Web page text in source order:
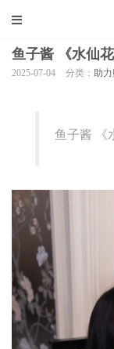
鱼子酱 《水仙
2025-07-04 分类： 助力
鱼子酱 《